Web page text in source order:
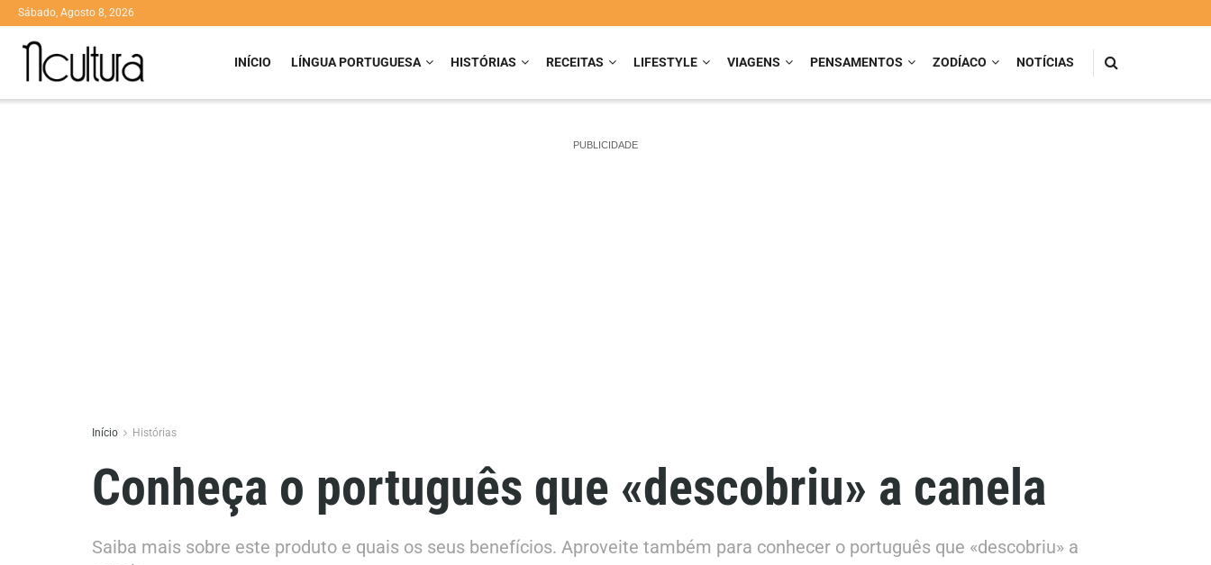
Sábado, Agosto 8, 2026
INÍCIO LÍNGUA PORTUGUESA HISTÓRIAS RECEITAS LIFESTYLE VIAGENS PENSAMENTOS ZODÍACO NOTÍCIAS
PUBLICIDADE
Início Histórias
Conheça o português que «descobriu» a canela
Saiba mais sobre este produto e quais os seus benefícios. Aproveite também para conhecer o português que «descobriu» a